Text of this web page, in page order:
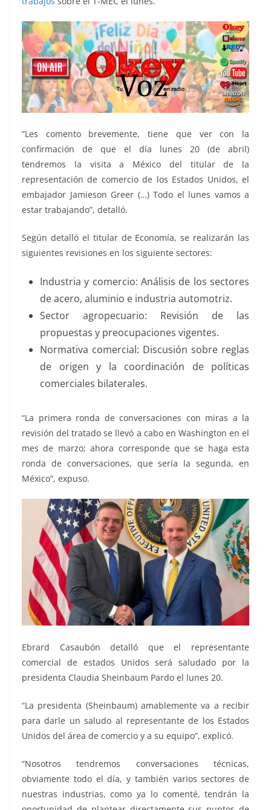
“Les comento brevemente, tiene que ver con la
confirmación de que el día lunes 20 (de abril)
tendremos la visita a México del titular de la
representación de comercio de los Estados Unidos, el
embajador Jamieson Greer (…) Todo el lunes vamos a
estar trabajando”, detalló.
Según detalló el titular de Economía, se realizarán las
siguientes revisiones en los siguiente sectores:
Industria y comercio: Análisis de los sectores
de acero, aluminio e industria automotriz.
Sector agropecuario: Revisión de las
propuestas y preocupaciones vigentes.
Normativa comercial: Discusión sobre reglas
de origen y la coordinación de políticas
comerciales bilaterales.
“La primera ronda de conversaciones con miras a la
revisión del tratado se llevó a cabo en Washington en el
mes de marzo; ahora corresponde que se haga esta
ronda de conversaciones, que sería la segunda, en
México”, expuso.
Ebrard Casaubón detalló que el representante
comercial de estados Unidos será saludado por la
presidenta Claudia Sheinbaum Pardo el lunes 20.
“La presidenta (Sheinbaum) amablemente va a recibir
para darle un saludo al representante de los Estados
Unidos del área de comercio y a su equipo”, explicó.
“Nosotros tendremos conversaciones técnicas,
obviamente todo el día, y también varios sectores de
nuestras industrias, como ya lo comenté, tendrán la